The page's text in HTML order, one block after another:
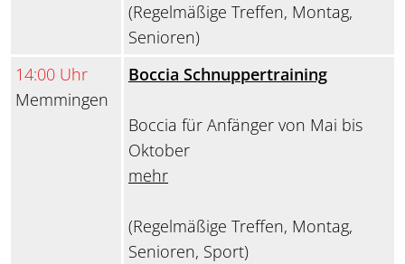
(Regelmäßige Treffen, Montag,
Senioren)
14:00 Uhr
Memmingen
Boccia Schnuppertraining
Boccia für Anfänger von Mai bis
Oktober
mehr
(Regelmäßige Treffen, Montag,
Senioren, Sport)